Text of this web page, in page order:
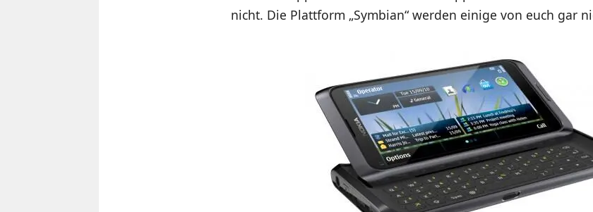
nicht. Die Plattform „Symbian“ werden einige von euch gar